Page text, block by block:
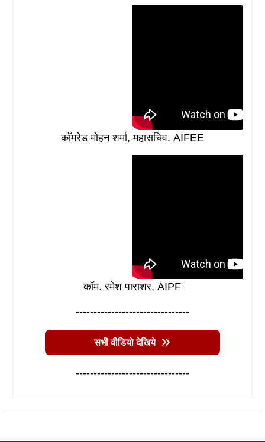
कॉमरेड मोहन शर्मा, महासचिव, AIFEE
कॉम. रमेश पाराशर, AIPF
--------------------------------
सभी वीडियो देखिये
--------------------------------